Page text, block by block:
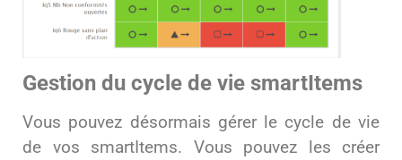
Gestion du cycle de vie smartItems
Vous pouvez désormais gérer le cycle de vie
de vos smartItems. Vous pouvez les créer